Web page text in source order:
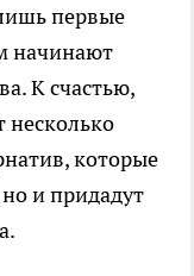
первые
начинают
К счастью,
несколько
которые
и придадут